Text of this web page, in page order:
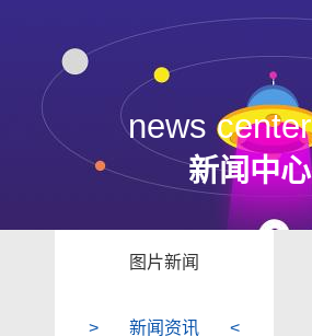
news center
新闻中心
图片新闻
新闻资讯